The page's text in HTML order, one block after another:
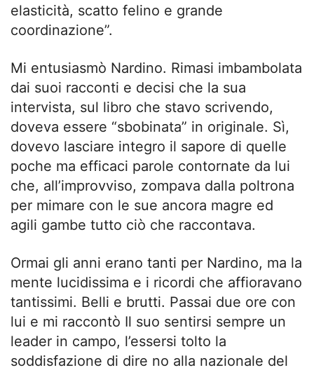
elasticità, scatto felino e grande
coordinazione”.
Mi entusiasmò Nardino. Rimasi imbambolata
dai suoi racconti e decisi che la sua
intervista, sul libro che stavo scrivendo,
doveva essere “sbobinata” in originale. Sì,
dovevo lasciare integro il sapore di quelle
poche ma efficaci parole contornate da lui
che, all’improvviso, zompava dalla poltrona
per mimare con le sue ancora magre ed
agili gambe tutto ciò che raccontava.
Ormai gli anni erano tanti per Nardino, ma la
mente lucidissima e i ricordi che affioravano
tantissimi. Belli e brutti. Passai due ore con
lui e mi raccontò Il suo sentirsi sempre un
leader in campo, l’essersi tolto la
soddisfazione di dire no alla nazionale del